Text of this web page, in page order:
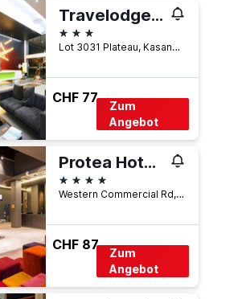
Travelodge Kasane
3 Sterne
Lot 3031 Plateau, Kasane, Botswana
CHF 77
Zum
Angebot
Protea Hotel by Marriott Gaborone Masa Square
4 Sterne
Western Commercial Rd, Plot 54353, Gaborone, Botswana
CHF 87
Zum
Angebot